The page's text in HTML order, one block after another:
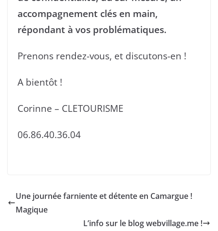
accompagnement clés en main,
répondant à vos problématiques.
Prenons rendez-vous, et discutons-en !
A bientôt !
Corinne – CLETOURISME
06.86.40.36.04
Une journée farniente et détente en Camargue !
Magique
L’info sur le blog webvillage.me !